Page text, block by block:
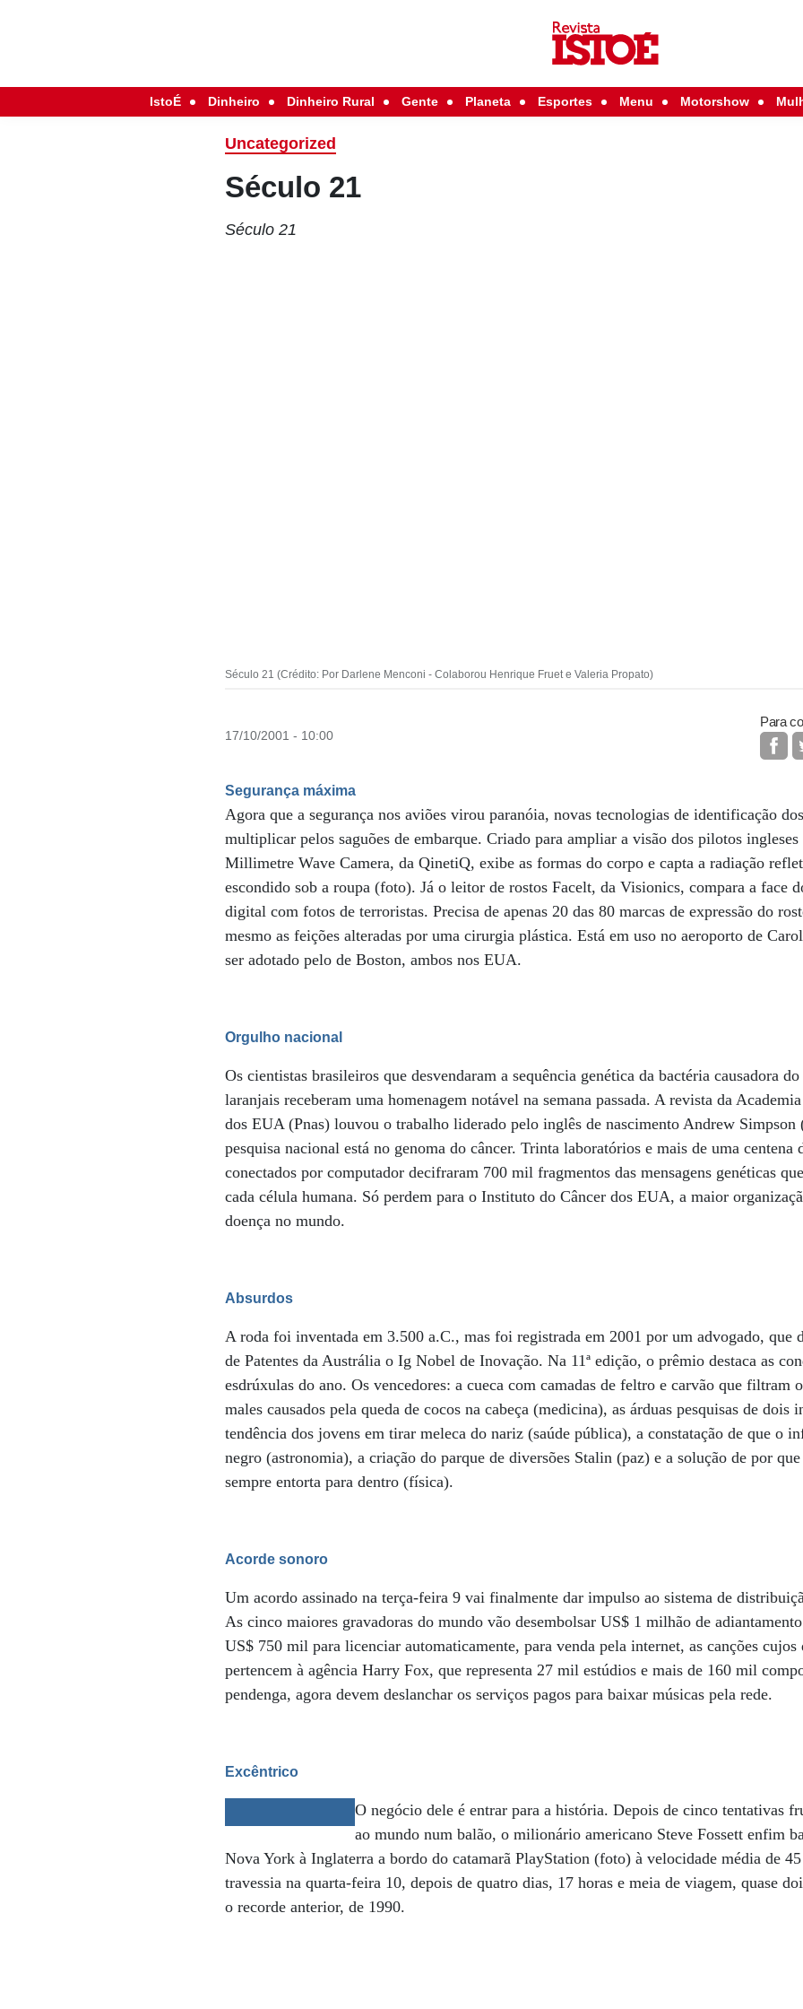
IstoÉ Dinheiro Dinheiro Rural Gente Planeta Esportes Menu Motorshow
Uncategorized
Século 21
Século 21
Século 21 (Crédito: Por Darlene Menconi - Colaborou Henrique Fruet e Valeria Propato)
17/10/2001 - 10:00
Para
Segurança máxima
Agora que a segurança nos aviões virou paranóia, novas tecnologias de identificação
multiplicar pelos saguões de embarque. Criado para ampliar a visão dos pilotos
Millimetre Wave Camera, da QinetiQ, exibe as formas do corpo e capta a radiação
escondido sob a roupa (foto). Já o leitor de rostos Facelt, da Visionics, compara a face
digital com fotos de terroristas. Precisa de apenas 20 das 80 marcas de expressão do
mesmo as feições alteradas por uma cirurgia plástica. Está em uso no aeroporto de
ser adotado pelo de Boston, ambos nos EUA.
Orgulho nacional
Os cientistas brasileiros que desvendaram a sequência genética da bactéria causadora
laranjais receberam uma homenagem notável na semana passada. A revista da
dos EUA (Pnas) louvou o trabalho liderado pelo inglês de nascimento Andrew
pesquisa nacional está no genoma do câncer. Trinta laboratórios e mais de uma centena
conectados por computador decifraram 700 mil fragmentos das mensagens genéticas
cada célula humana. Só perdem para o Instituto do Câncer dos EUA, a maior
doença no mundo.
Absurdos
A roda foi inventada em 3.500 a.C., mas foi registrada em 2001 por um advogado,
de Patentes da Austrália o Ig Nobel de Inovação. Na 11ª edição, o prêmio destaca as
esdrúxulas do ano. Os vencedores: a cueca com camadas de feltro e carvão que filtram
males causados pela queda de cocos na cabeça (medicina), as árduas pesquisas de dois
tendência dos jovens em tirar meleca do nariz (saúde pública), a constatação de que o
negro (astronomia), a criação do parque de diversões Stalin (paz) e a solução de por
sempre entorta para dentro (física).
Acorde sonoro
Um acordo assinado na terça-feira 9 vai finalmente dar impulso ao sistema de
As cinco maiores gravadoras do mundo vão desembolsar US$ 1 milhão de
US$ 750 mil para licenciar automaticamente, para venda pela internet, as canções
pertencem à agência Harry Fox, que representa 27 mil estúdios e mais de 160 mil
pendenga, agora devem deslanchar os serviços pagos para baixar músicas pela rede.
Excêntrico
O negócio dele é entrar para a história. Depois de cinco tentativas
ao mundo num balão, o milionário americano Steve Fossett enfim
Nova York à Inglaterra a bordo do catamarã PlayStation (foto) à velocidade média de
travessia na quarta-feira 10, depois de quatro dias, 17 horas e meia de viagem, quase
o recorde anterior, de 1990.